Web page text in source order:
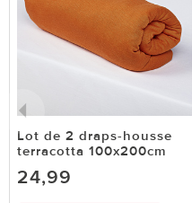
Lot de 2 draps-housse
terracotta 100x200cm
24,99